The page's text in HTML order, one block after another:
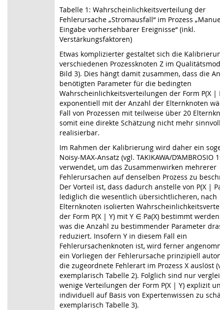
Tabelle 1: Wahrscheinlichkeitsverteilung der
Fehlerursache „Stromausfall“ im Prozess
Eingabe vorhersehbarer Ereignisse“ (inkl.
Verstärkungsfaktoren)
Etwas komplizierter gestaltet sich die
verschiedenen Prozessknoten Z im
Bild 3). Dies hängt damit zusammen, dass die
benötigten Parameter für die bedingten
Wahrscheinlichkeitsverteilungen der Form P(X |
exponentiell mit der Anzahl der Elternknoten
Fall von Prozessen mit teilweise über 20
somit eine direkte Schätzung nicht mehr
realisierbar.
Im Rahmen der Kalibrierung wird daher ein
Noisy-MAX-Ansatz (vgl. TAKIKAWA/D’AMBROSIO
verwendet, um das Zusammenwirken mehrerer
Fehlerursachen auf denselben Prozess zu
Der Vorteil ist, dass dadurch anstelle von P(X |
lediglich die wesentlich übersichtlicheren, nach
Elternknoten isolierten
der Form P(X | Y) mit Y ∈ Pa(X) bestimmt
was die Anzahl zu bestimmender Parameter
reduziert. Insofern Y in diesem Fall ein
Fehlerursachenknoten ist, wird ferner
ein Vorliegen der Fehlerursache prinzipiell
die zugeordnete Fehlerart im Prozess X auslöst
exemplarisch Tabelle 2). Folglich sind nur
wenige Verteilungen der Form P(X | Y) explizit
individuell auf Basis von Expertenwissen zu
exemplarisch Tabelle 3).